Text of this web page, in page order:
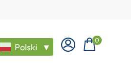
Polski ▼
0